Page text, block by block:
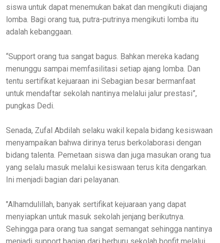
siswa untuk dapat menemukan bakat dan mengikuti diajang
lomba. Bagi orang tua, putra-putrinya mengikuti lomba itu
adalah kebanggaan.
“Support orang tua sangat bagus. Bahkan mereka kadang
menunggu sampai memfasilitasi setiap ajang lomba. Dan
tentu sertifikat kejuaraan ini Sebagian besar bermanfaat
untuk mendaftar sekolah nantinya melalui jalur prestasi”,
pungkas Dedi.
Senada, Zufal Abdilah selaku wakil kepala bidang kesiswaan
menyampaikan bahwa dirinya terus berkolaborasi dengan
bidang talenta. Pemetaan siswa dan juga masukan orang tua
yang selalu masuk melalui kesiswaan terus kita dengarkan.
Ini menjadi bagian dari pelayanan.
"Alhamdulillah, banyak sertifikat kejuaraan yang dapat
menyiapkan untuk masuk sekolah jenjang berikutnya.
Sehingga para orang tua sangat semangat sehingga nantinya